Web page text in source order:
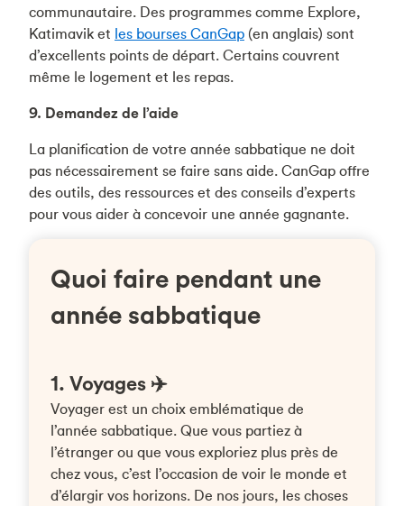
communautaire. Des programmes comme Explore,
Katimavik et les bourses CanGap (en anglais) sont
d’excellents points de départ. Certains couvrent
même le logement et les repas.
9. Demandez de l’aide
La planification de votre année sabbatique ne doit
pas nécessairement se faire sans aide. CanGap offre
des outils, des ressources et des conseils d’experts
pour vous aider à concevoir une année gagnante.
Quoi faire pendant une
année sabbatique
1. Voyages ✈️
Voyager est un choix emblématique de
l’année sabbatique. Que vous partiez à
l’étranger ou que vous exploriez plus près de
chez vous, c’est l’occasion de voir le monde et
d’élargir vos horizons. De nos jours, les choses